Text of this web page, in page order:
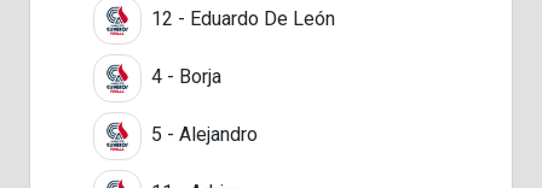
12 - Eduardo De León
4 - Borja
5 - Alejandro